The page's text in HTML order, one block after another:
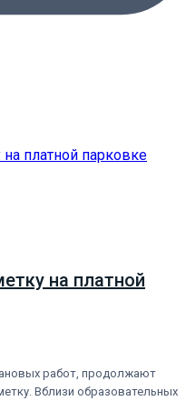
на платной
работ, продолжают
Вблизи образовательных